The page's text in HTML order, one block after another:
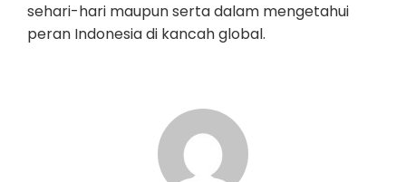
sehari-hari maupun serta dalam mengetahui
peran Indonesia di kancah global.